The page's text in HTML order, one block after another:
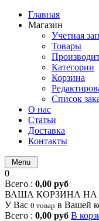
Главная
Магазин
Учетная
Товары
Категории
Корзина
Список
О нас
Статьи
Доставка
Контакты
Menu
0
Всего : 0,00 руб
ВАША КОРЗИНА
У Вас 0 товар в Вашей
Всего : 0,00 руб В